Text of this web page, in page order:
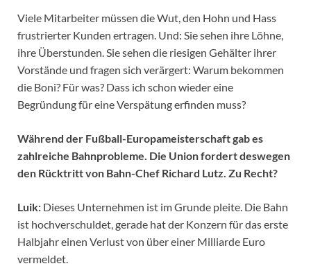
Viele Mitarbeiter müssen die Wut, den Hohn und Hass
frustrierter Kunden ertragen. Und: Sie sehen ihre Löhne,
ihre Überstunden. Sie sehen die riesigen Gehälter ihrer
Vorstände und fragen sich verärgert: Warum bekommen
die Boni? Für was? Dass ich schon wieder eine
Begründung für eine Verspätung erfinden muss?
Während der Fußball-Europameisterschaft gab es
zahlreiche Bahnprobleme. Die Union fordert deswegen
den Rücktritt von Bahn-Chef Richard Lutz. Zu Recht?
Luik: Dieses Unternehmen ist im Grunde pleite. Die Bahn
ist hochverschuldet, gerade hat der Konzern für das erste
Halbjahr einen Verlust von über einer Milliarde Euro
vermeldet.